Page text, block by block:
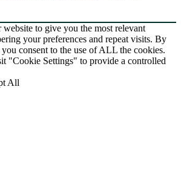
website to give you the most relevant
your preferences and repeat visits. By
consent to the use of ALL the cookies.
"Cookie Settings" to provide a controlled
All